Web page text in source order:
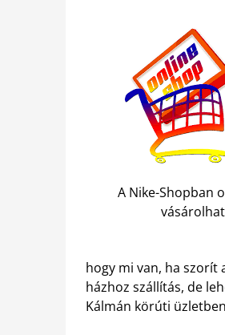
A Nike-Shopban
vásárolhat
hogy mi van, ha szorít
házhoz szállítás, de
Kálmán körúti